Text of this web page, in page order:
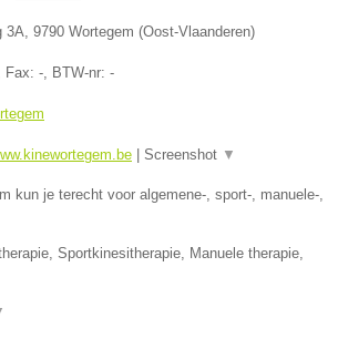
3A, 9790 Wortegem (Oost-Vlaanderen)
Fax: -, BTW-nr: -
Screenshot ▼
kun je terecht voor algemene-, sport-, manuele-,
Sportkinesitherapie, Manuele therapie,